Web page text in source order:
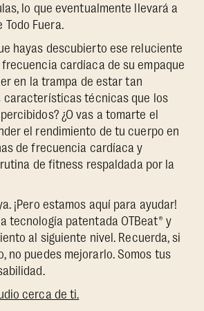
lo que eventualmente llevará a
Todo Fuera.
hayas descubierto ese reluciente
cardíaca de su empaque
en la trampa de estar tan
características técnicas que los
¿O vas a tomarte el
el rendimiento de tu cuerpo en
de frecuencia cardíaca y
de fitness respaldada por la
¡Pero estamos aquí para ayudar!
tecnología patentada OTBeat® y
al siguiente nivel. Recuerda, si
no puedes mejorarlo. Somos tus
cerca de ti.